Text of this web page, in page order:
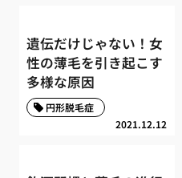
遺伝だけじゃない！女
性の薄毛を引き起こす
多様な原因
2021.12.12
円形脱毛症